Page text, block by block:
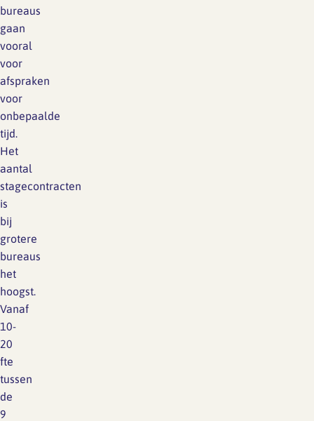
bureaus
gaan
vooral
voor
afspraken
voor
onbepaalde
tijd.
Het
aantal
stagecontracten
is
bij
grotere
bureaus
het
hoogst.
Vanaf
10-
20
fte
tussen
de
9